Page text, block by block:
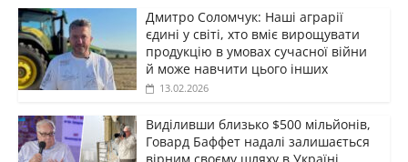
Дмитро Соломчук: Наші аграрії
єдині у світі, хто вміє вирощувати
продукцію в умовах сучасної війни
й може навчити цього інших
13.02.2026
Виділивши близько $500 мільйонів,
Говард Баффет надалі залишається